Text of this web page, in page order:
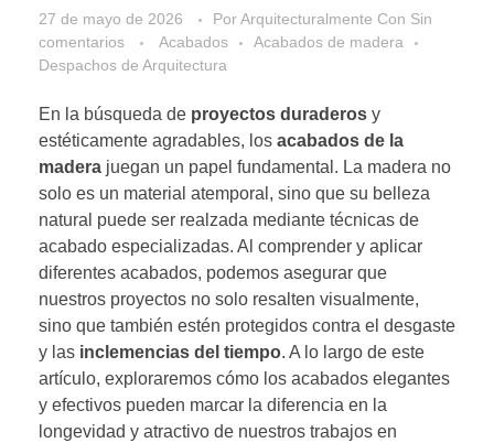
27 de mayo de 2026 PorArquitecturalmente Con Sin
comentarios
Acabados
Acabados de madera
Despachos de Arquitectura
En la búsqueda de proyectos duraderos y
estéticamente agradables, los acabados de la
madera juegan un papel fundamental. La madera no
solo es un material atemporal, sino que su belleza
natural puede ser realzada mediante técnicas de
acabado especializadas. Al comprender y aplicar
diferentes acabados, podemos asegurar que
nuestros proyectos no solo resalten visualmente,
sino que también estén protegidos contra el desgaste
y las inclemencias del tiempo. A lo largo de este
artículo, exploraremos cómo los acabados elegantes
y efectivos pueden marcar la diferencia en la
longevidad y atractivo de nuestros trabajos en